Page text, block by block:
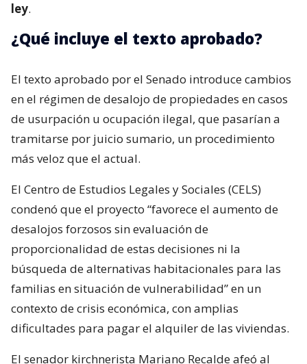
ley.
¿Qué incluye el texto aprobado?
El texto aprobado por el Senado introduce cambios
en el régimen de desalojo de propiedades en casos
de usurpación u ocupación ilegal, que pasarían a
tramitarse por juicio sumario, un procedimiento
más veloz que el actual.
El Centro de Estudios Legales y Sociales (CELS)
condenó que el proyecto “favorece el aumento de
desalojos forzosos sin evaluación de
proporcionalidad de estas decisiones ni la
búsqueda de alternativas habitacionales para las
familias en situación de vulnerabilidad” en un
contexto de crisis económica, con amplias
dificultades para pagar el alquiler de las viviendas.
El senador kirchnerista Mariano Recalde afeó al